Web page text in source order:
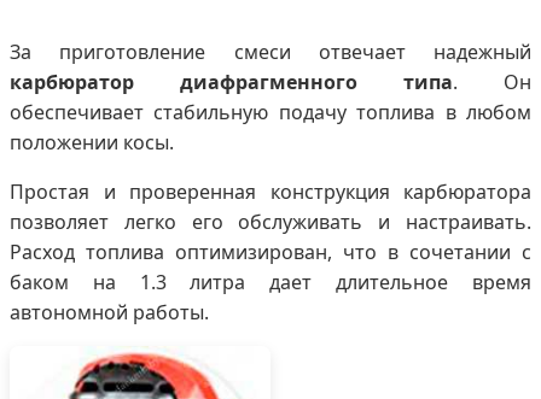
За приготовление смеси отвечает надежный
карбюратор диафрагменного типа. Он
обеспечивает стабильную подачу топлива в любом
положении косы.
Простая и проверенная конструкция карбюратора
позволяет легко его обслуживать и настраивать.
Расход топлива оптимизирован, что в сочетании с
баком на 1.3 литра дает длительное время
автономной работы.